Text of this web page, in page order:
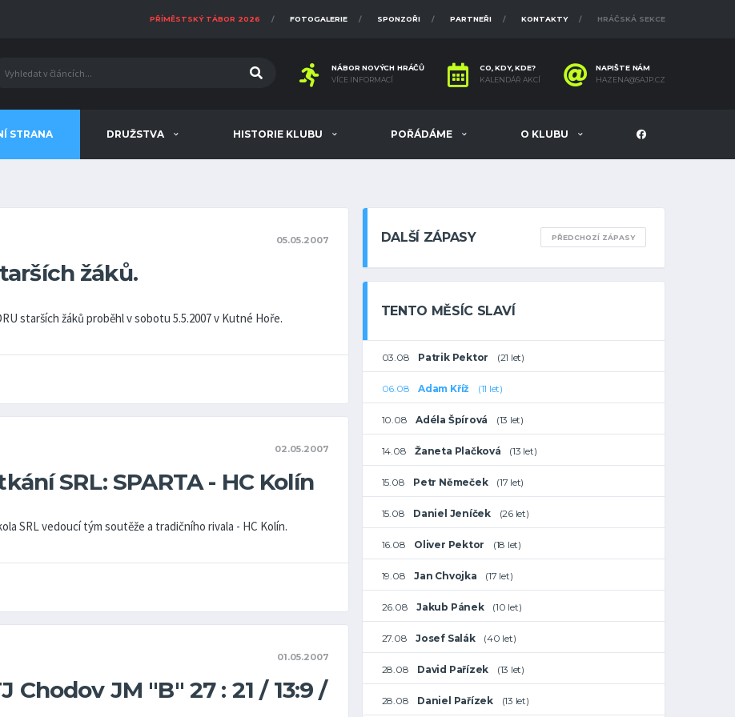
PŘÍMĚSTSKÝ TÁBOR 2026 FOTOGALERIE SPONZOŘI PARTNEŘI KONTAKTY HRÁČSKÁ SEKCE
NÁBOR NOVÝCH HRÁČŮ
VÍCE INFORMACÍ
CO, KDY, KDE?
KALENDÁŘ AKCÍ
NAPIŠTE NÁM
HAZENA@SAJP.CZ
STRANA DRUŽSTVA HISTORIE KLUBU POŘÁDÁME O KLUBU
05.05.2007
žáků.
starších žáků proběhl v sobotu 5.5.2007 v Kutné Hoře.
02.05.2007
SRL: SPARTA - HC Kolín
SRL vedoucí tým soutěže a tradičního rivala - HC Kolín.
01.05.2007
Chodov JM "B" 27 : 21 / 13:9 /
DALŠÍ ZÁPASY PŘEDCHOZÍ ZÁPASY
TENTO MĚSÍC SLAVÍ
03.08 Patrik Pektor (21 let)
06.08 Adam Kříž (11 let)
10.08 Adéla Špírová (13 let)
14.08 Žaneta Plačková (13 let)
15.08 Petr Němeček (17 let)
15.08 Daniel Jeníček (26 let)
16.08 Oliver Pektor (18 let)
19.08 Jan Chvojka (17 let)
26.08 Jakub Pánek (10 let)
27.08 Josef Salák (40 let)
28.08 David Pařízek (13 let)
28.08 Daniel Pařízek (13 let)